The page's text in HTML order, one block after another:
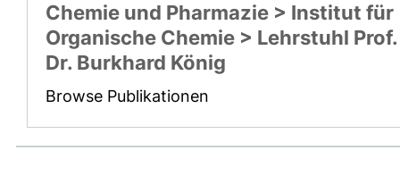
Chemie und Pharmazie > Institut für
Organische Chemie > Lehrstuhl Prof.
Dr. Burkhard König
Browse Publikationen